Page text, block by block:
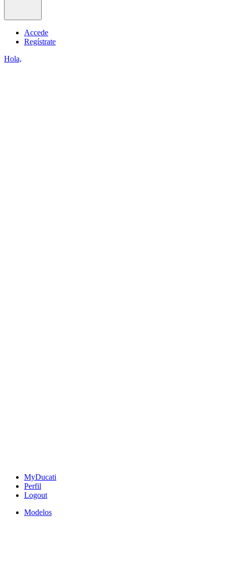
Accede
Regístrate
Hola,
MyDucati
Perfil
Logout
Modelos